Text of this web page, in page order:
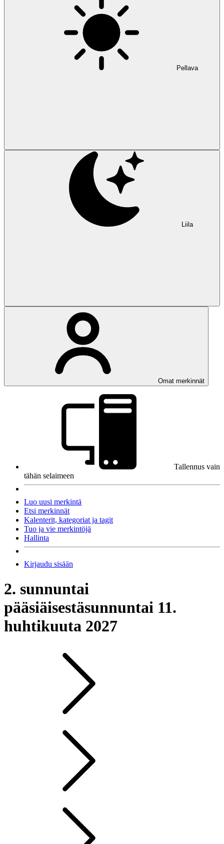
Pellava
Liila
Omat merkinnät
Tallennus vain
tähän selaimeen
Luo uusi merkintä
Etsi merkinnät
Kalenterit, kategoriat ja tagit
Tuo ja vie merkintöjä
Hallinta
Kirjaudu sisään
2. sunnuntai
pääsiäisestäsunnuntai 11.
huhtikuuta 2027